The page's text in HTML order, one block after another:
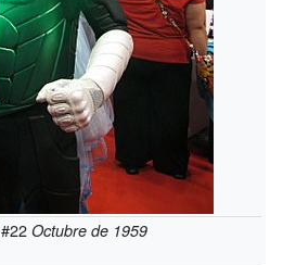
#22Octubre de 1959